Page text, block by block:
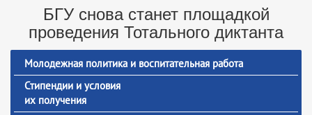
БГУ снова станет площадкой
проведения Тотального диктанта
Молодежная политика и воспитательная работа
Стипендии и условия
их получения